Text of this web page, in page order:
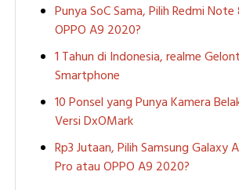
Punya SoC Sama, Pilih Redmi
OPPO A9 2020?
1 Tahun di Indonesia, realme
Smartphone
10 Ponsel yang Punya Kamera
Versi DxOMark
Rp3 Jutaan, Pilih Samsung Galaxy
Pro atau OPPO A9 2020?